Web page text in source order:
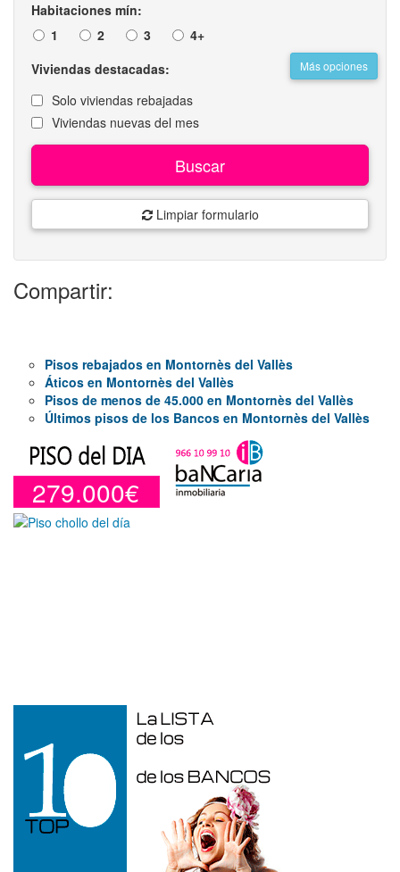
Habitaciones mín:
1
2 3 4+
Más opciones
Viviendas destacadas:
Solo viviendas rebajadas
Viviendas nuevas del mes
Buscar
Limpiar formulario
Compartir:
Pisos rebajados en Montornès del Vallès
Áticos en Montornès del Vallès
Pisos de menos de 45.000 en Montornès del Vallès
Últimos pisos de los Bancos en Montornès del Vallès
279.000€